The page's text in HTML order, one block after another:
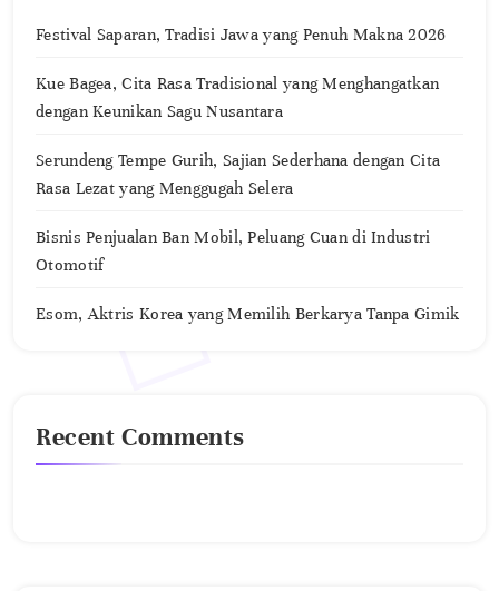
Festival Saparan, Tradisi Jawa yang Penuh Makna 2026
Kue Bagea, Cita Rasa Tradisional yang Menghangatkan
dengan Keunikan Sagu Nusantara
Serundeng Tempe Gurih, Sajian Sederhana dengan Cita
Rasa Lezat yang Menggugah Selera
Bisnis Penjualan Ban Mobil, Peluang Cuan di Industri
Otomotif
Esom, Aktris Korea yang Memilih Berkarya Tanpa Gimik
Recent Comments